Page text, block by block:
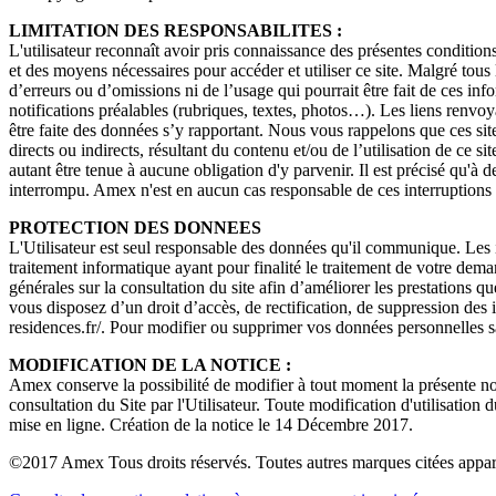
LIMITATION DES RESPONSABILITES :
L'utilisateur reconnaît avoir pris connaissance des présentes
et des moyens nécessaires pour accéder et utiliser ce site. Malgré
d’erreurs ou d’omissions ni de l’usage qui pourrait être fait de ces
notifications préalables (rubriques, textes, photos…). Les liens
être faite des données s’y rapportant. Nous vous rappelons que ces
directs ou indirects, résultant du contenu et/ou de l’utilisation de ce
autant être tenue à aucune obligation d'y parvenir. Il est précisé qu'à
interrompu. Amex n'est en aucun cas responsable de ces
PROTECTION DES DONNEES
L'Utilisateur est seul responsable des données qu'il communique.
traitement informatique ayant pour finalité le traitement de votre
générales sur la consultation du site afin d’améliorer les prestations
vous disposez d’un droit d’accès, de rectification, de suppression
residences.fr/. Pour modifier ou supprimer vos données
MODIFICATION DE LA NOTICE :
Amex conserve la possibilité de modifier à tout moment la présente
consultation du Site par l'Utilisateur. Toute modification d'utilisation
mise en ligne. Création de la notice le 14 Décembre 2017.
©2017 Amex Tous droits réservés. Toutes autres marques citées